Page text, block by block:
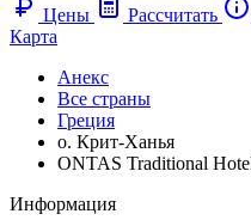
Цены
Рассчитать
Карта
Анекс
Все страны
Греция
о. Крит-Ханья
ONTAS Traditional
Информация